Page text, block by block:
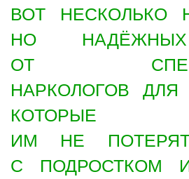
ВОТ НЕСКОЛЬКО
НО
ОТ
НАРКОЛОГОВ ДЛЯ
КОТОРЫЕ
ИМ НЕ
С ПОДРОСТКОМ